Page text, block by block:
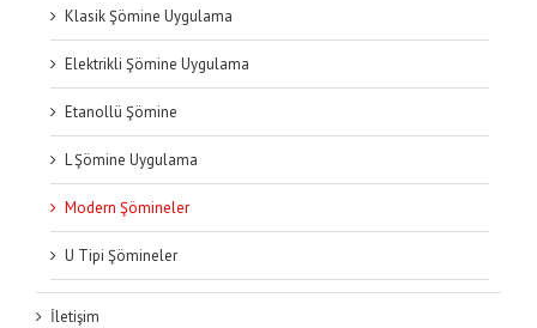
Klasik Şömine Uygulama
Elektrikli Şömine Uygulama
Etanollü Şömine
L Şömine Uygulama
Modern Şömineler
U Tipi Şömineler
İletişim